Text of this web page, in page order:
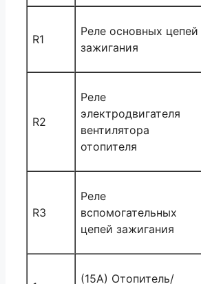
R1
Реле основных цепей
зажигания
R2
Реле
электродвигателя
вентилятора
отопителя
R3
Реле
вспомогательных
цепей зажигания
(15A) Отопитель/